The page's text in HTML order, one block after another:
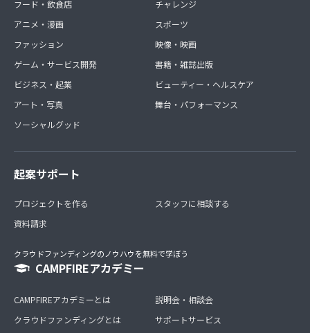
フード・飲食店
アニメ・漫画
ファッション
ゲーム・サービス開発
ビジネス・起業
アート・写真
ソーシャルグッド
チャレンジ
スポーツ
映像・映画
書籍・雑誌出版
ビューティー・ヘルスケア
舞台・パフォーマンス
起案サポート
プロジェクトを作る
資料請求
スタッフに相談する
クラウドファンディングのノウハウを無料で学ぼう
CAMPFIREアカデミー
CAMPFIREアカデミーとは
クラウドファンディングとは
説明会・相談会
サポートサービス